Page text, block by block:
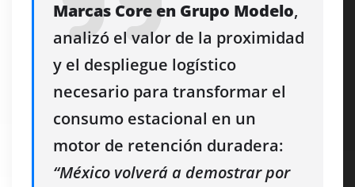
Marcas Core en Grupo Modelo,
analizó el valor de la proximidad
y el despliegue logístico
necesario para transformar el
consumo estacional en un
motor de retención duradera:
“México volverá a demostrar por